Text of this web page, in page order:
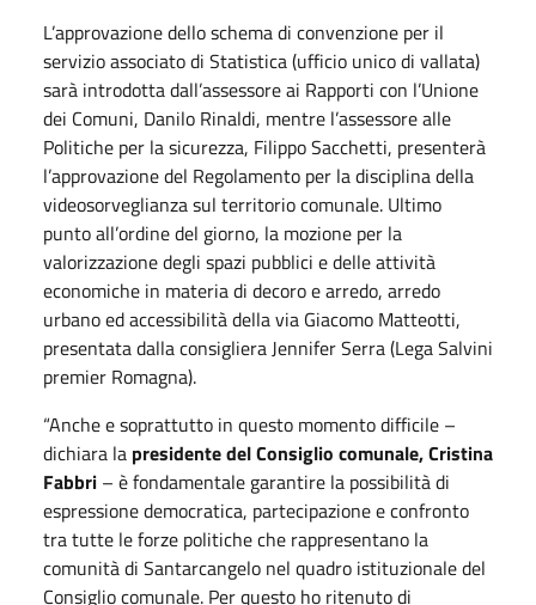
L’approvazione dello schema di convenzione per il
servizio associato di Statistica (ufficio unico di vallata)
sarà introdotta dall’assessore ai Rapporti con l’Unione
dei Comuni, Danilo Rinaldi, mentre l’assessore alle
Politiche per la sicurezza, Filippo Sacchetti, presenterà
l’approvazione del Regolamento per la disciplina della
videosorveglianza sul territorio comunale. Ultimo
punto all’ordine del giorno, la mozione per la
valorizzazione degli spazi pubblici e delle attività
economiche in materia di decoro e arredo, arredo
urbano ed accessibilità della via Giacomo Matteotti,
presentata dalla consigliera Jennifer Serra (Lega Salvini
premier Romagna).
“Anche e soprattutto in questo momento difficile –
dichiara la presidente del Consiglio comunale, Cristina
Fabbri – è fondamentale garantire la possibilità di
espressione democratica, partecipazione e confronto
tra tutte le forze politiche che rappresentano la
comunità di Santarcangelo nel quadro istituzionale del
Consiglio comunale. Per questo ho ritenuto di